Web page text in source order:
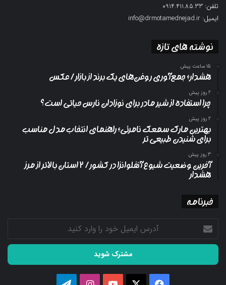
تلفن: 0914.411.85.33
ایمیل: info@drmotamednejad.ir
نوشته های تازه
15 ساعت پیش
هشدار؛ جمع‌آوری روغن‌های یک برند از بازار/ عکس
2 روز پیش
چرا استفاده از شیر مادر برای نوزادان نارس حیاتی است؟
2 روز پیش
بهترین مارک سمعک نامرئی؛ راهنمای انتخاب مدل مناسب
برای شنیدن طبیعی تر
3 روز پیش
آخرین وضعیت شیوع آنفلوانزا در کشور/ ۲ استان بالاتر از مرز
هشدار
خبرنامه
آدرس
ایمیل
خود
وارد